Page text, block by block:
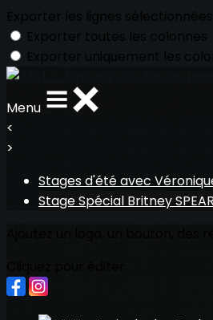
Menu
<
>
Stages d'été avec
Stage Spécial Britney